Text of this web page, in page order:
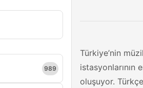
989
Türkiye’nin
istasyonlarının
oluşuyor.